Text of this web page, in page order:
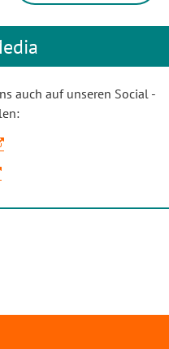
auch auf unseren Social -